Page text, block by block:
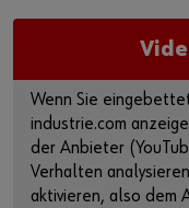
Sie möchten sich
In nur drei Schritten
Funktionen des
Referenzen
Beratung
Fahrzeugeinrichtung
Sonder- und
Produktserie W.TEC®
Luft- und Raumfahrt
Küchen- und
Fertighausbau
Engagement
Ausstellung
Wenn Sie
industrie.com
der Anbieter
Verhalten
aktivieren, also dem